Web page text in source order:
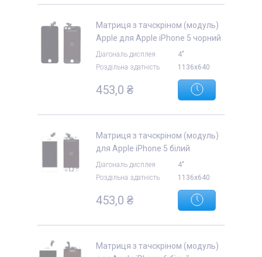
Матриця з тачскріном (модуль)
Apple для Apple iPhone 5 чорний
Діагональ дисплея
4"
Роздільна здатність
1136x640
453,0 ₴
Матриця з тачскріном (модуль)
для Apple iPhone 5 білий
Діагональ дисплея
4"
Роздільна здатність
1136x640
453,0 ₴
Матриця з тачскріном (модуль)